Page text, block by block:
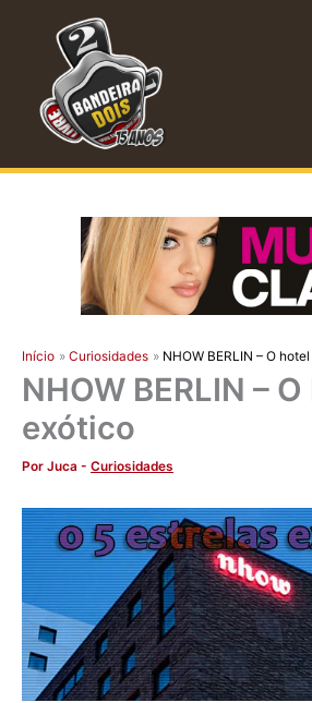
conteúdo
Início Curiosidades NHOW BERLIN – O
NHOW BERLIN –
exótico
Por Juca - Curiosidades